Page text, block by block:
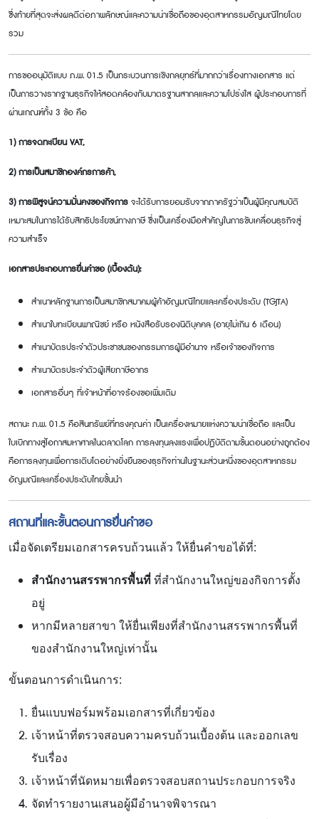
ซึ่งท้ายที่สุดจะส่งผลดีต่อภาพลักษณ์และความน่าเชื่อถือของอุตสาหกรรมอัญมณีไทยโดย
รวม
การขออนุมัติแบบ ภ.พ. 01.5 เป็นกระบวนการเชิงกลยุทธ์ที่มากกว่าเรื่องทางเอกสาร แต่
เป็นการวางรากฐานธุรกิจให้สอดคล้องกับมาตรฐานสากลและความโปร่งใส ผู้ประกอบการที่
ผ่านเกณฑ์ทั้ง 3 ข้อ คือ
1) การจดทะเบียน VAT,
2) การเป็นสมาชิกองค์กรการค้า,
3) การพิสูจน์ความมั่นคงของกิจการ จะได้รับการยอมรับจากภาครัฐว่าเป็นผู้มีคุณสมบัติ
เหมาะสมในการได้รับสิทธิประโยชน์ทางภาษี ซึ่งเป็นเครื่องมือสำคัญในการขับเคลื่อนธุรกิจสู่
ความสำเร็จ
เอกสารประกอบการยื่นคำขอ (เบื้องต้น):
สำเนาหลักฐานการเป็นสมาชิกสมาคมผู้ค้าอัญมณีไทยและเครื่องประดับ (TGJTA)
สำเนาใบทะเบียนพาณิชย์ หรือ หนังสือรับรองนิติบุคคล (อายุไม่เกิน 6 เดือน)
สำเนาบัตรประจำตัวประชาชนของกรรมการผู้มีอำนาจ หรือเจ้าของกิจการ
สำเนาบัตรประจำตัวผู้เสียภาษีอากร
เอกสารอื่นๆ ที่เจ้าหน้าที่อาจร้องขอเพิ่มเติม
สถานะ ภ.พ. 01.5 คือสินทรัพย์ที่ทรงคุณค่า เป็นเครื่องหมายแห่งความน่าเชื่อถือ และเป็น
ใบเบิกทางสู่โอกาสมหาศาลในตลาดโลก การลงทุนลงแรงเพื่อปฏิบัติตามขั้นตอนอย่างถูกต้อง
คือการลงทุนเพื่อการเติบโตอย่างยั่งยืนของธุรกิจท่านในฐานะส่วนหนึ่งของอุตสาหกรรม
อัญมณีและเครื่องประดับไทยชั้นนำ
สถานที่และขั้นตอนการยื่นคำขอ
เมื่อจัดเตรียมเอกสารครบถ้วนแล้ว ให้ยื่นคำขอได้ที่:
สำนักงานสรรพากรพื้นที่ ที่สำนักงานใหญ่ของกิจการตั้ง
อยู่
หากมีหลายสาขา ให้ยื่นเพียงที่สำนักงานสรรพากรพื้นที่
ของสำนักงานใหญ่เท่านั้น
ขั้นตอนการดำเนินการ:
ยื่นแบบฟอร์มพร้อมเอกสารที่เกี่ยวข้อง
เจ้าหน้าที่ตรวจสอบความครบถ้วนเบื้องต้น และออกเลข
รับเรื่อง
เจ้าหน้าที่นัดหมายเพื่อตรวจสอบสถานประกอบการจริง
จัดทำรายงานเสนอผู้มีอำนาจพิจารณา